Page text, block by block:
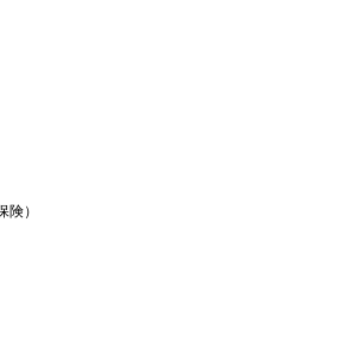
）